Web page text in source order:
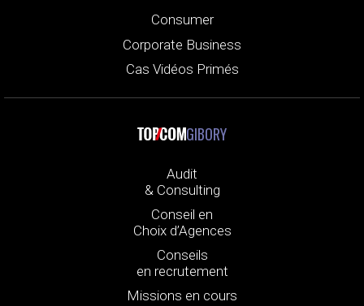
Consumer
Corporate Business
Cas Vidéos Primés
GIBORY
Audit
& Consulting
Conseil en
Choix d’Agences
Conseils
en recrutement
Missions en cours